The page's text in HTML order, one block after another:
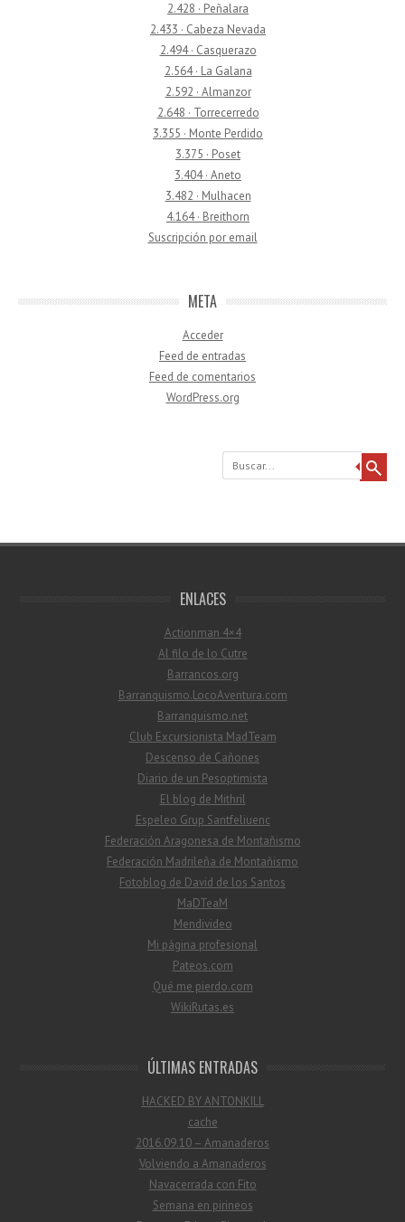
2.428 · Peñalara
2.433 · Cabeza Nevada
2.494 · Casquerazo
2.564 · La Galana
2.592 · Almanzor
2.648 · Torrecerredo
3.355 · Monte Perdido
3.375 · Poset
3.404 · Aneto
3.482 · Mulhacen
4.164 · Breithorn
Suscripción por email
META
Acceder
Feed de entradas
Feed de comentarios
WordPress.org
Buscar
ENLACES
Actionman 4×4
Al filo de lo Cutre
Barrancos.org
Barranquismo.LocoAventura.com
Barranquismo.net
Club Excursionista MadTeam
Descenso de Cañones
Diario de un Pesoptimista
El blog de Mithril
Espeleo Grup Santfeliuenc
Federación Aragonesa de Montañismo
Federación Madrileña de Montañismo
Fotoblog de David de los Santos
MaDTeaM
Mendivideo
Mi página profesional
Pateos.com
Qué me pierdo.com
WikiRutas.es
ÚLTIMAS ENTRADAS
HACKED BY ANTONKILL
cache
2016.09.10 – Amanaderos
Volviendo a Amanaderos
Navacerrada con Fito
Semana en pirineos